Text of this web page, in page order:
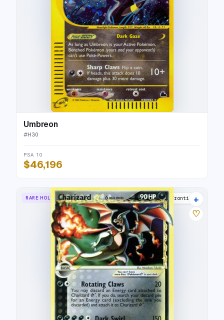
Umbreon
#H30
PSA 10
$46,196
RARE HOLO STAR Dragon Frontiers
+
♡